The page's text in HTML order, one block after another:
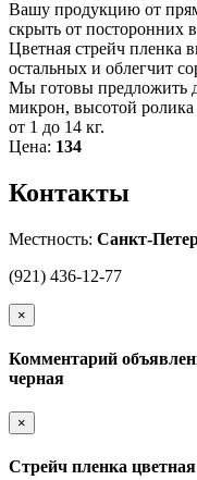
Вашу продукцию от
скрыть от посторонних
Цветная стрейч пленка
остальных и облегчит
Мы готовы предложить
микрон, высотой
от 1 до 14 кг.
Цена: 134
Контакты
Местность: Санкт-
(921) 436-12-77
×
Комментарий
черная
×
Стрейч пленка